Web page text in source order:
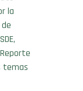
temas